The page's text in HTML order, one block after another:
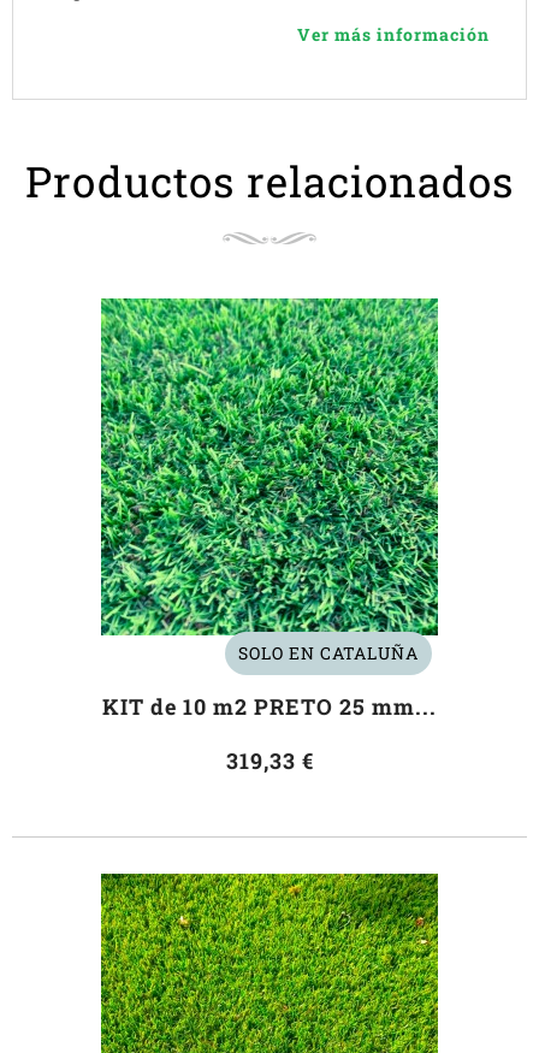
Ver más información
Productos relacionados
SOLO EN CATALUÑA
KIT de 10 m2 PRETO 25 mm...
319,33 €